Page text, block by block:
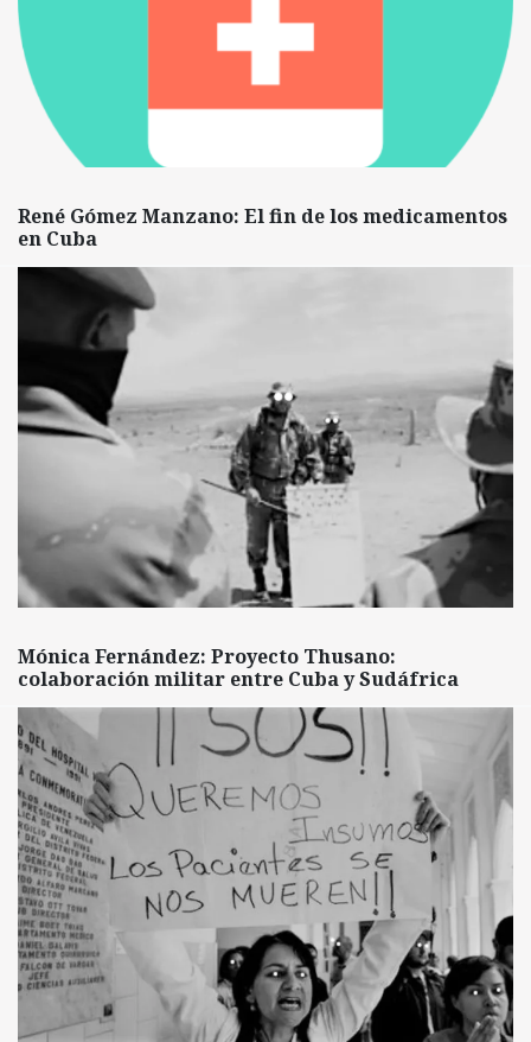
René Gómez Manzano: El fin de los medicamentos
en Cuba
Mónica Fernández: Proyecto Thusano:
colaboración militar entre Cuba y Sudáfrica